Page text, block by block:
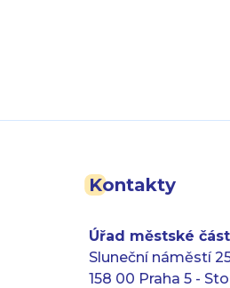
Kontakty
Úřad městské
Sluneční náměstí
158 00 Praha 5 -